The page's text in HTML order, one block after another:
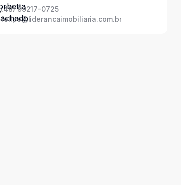
(48) 99217-0725
felipe@liderancaimobiliaria.com.br